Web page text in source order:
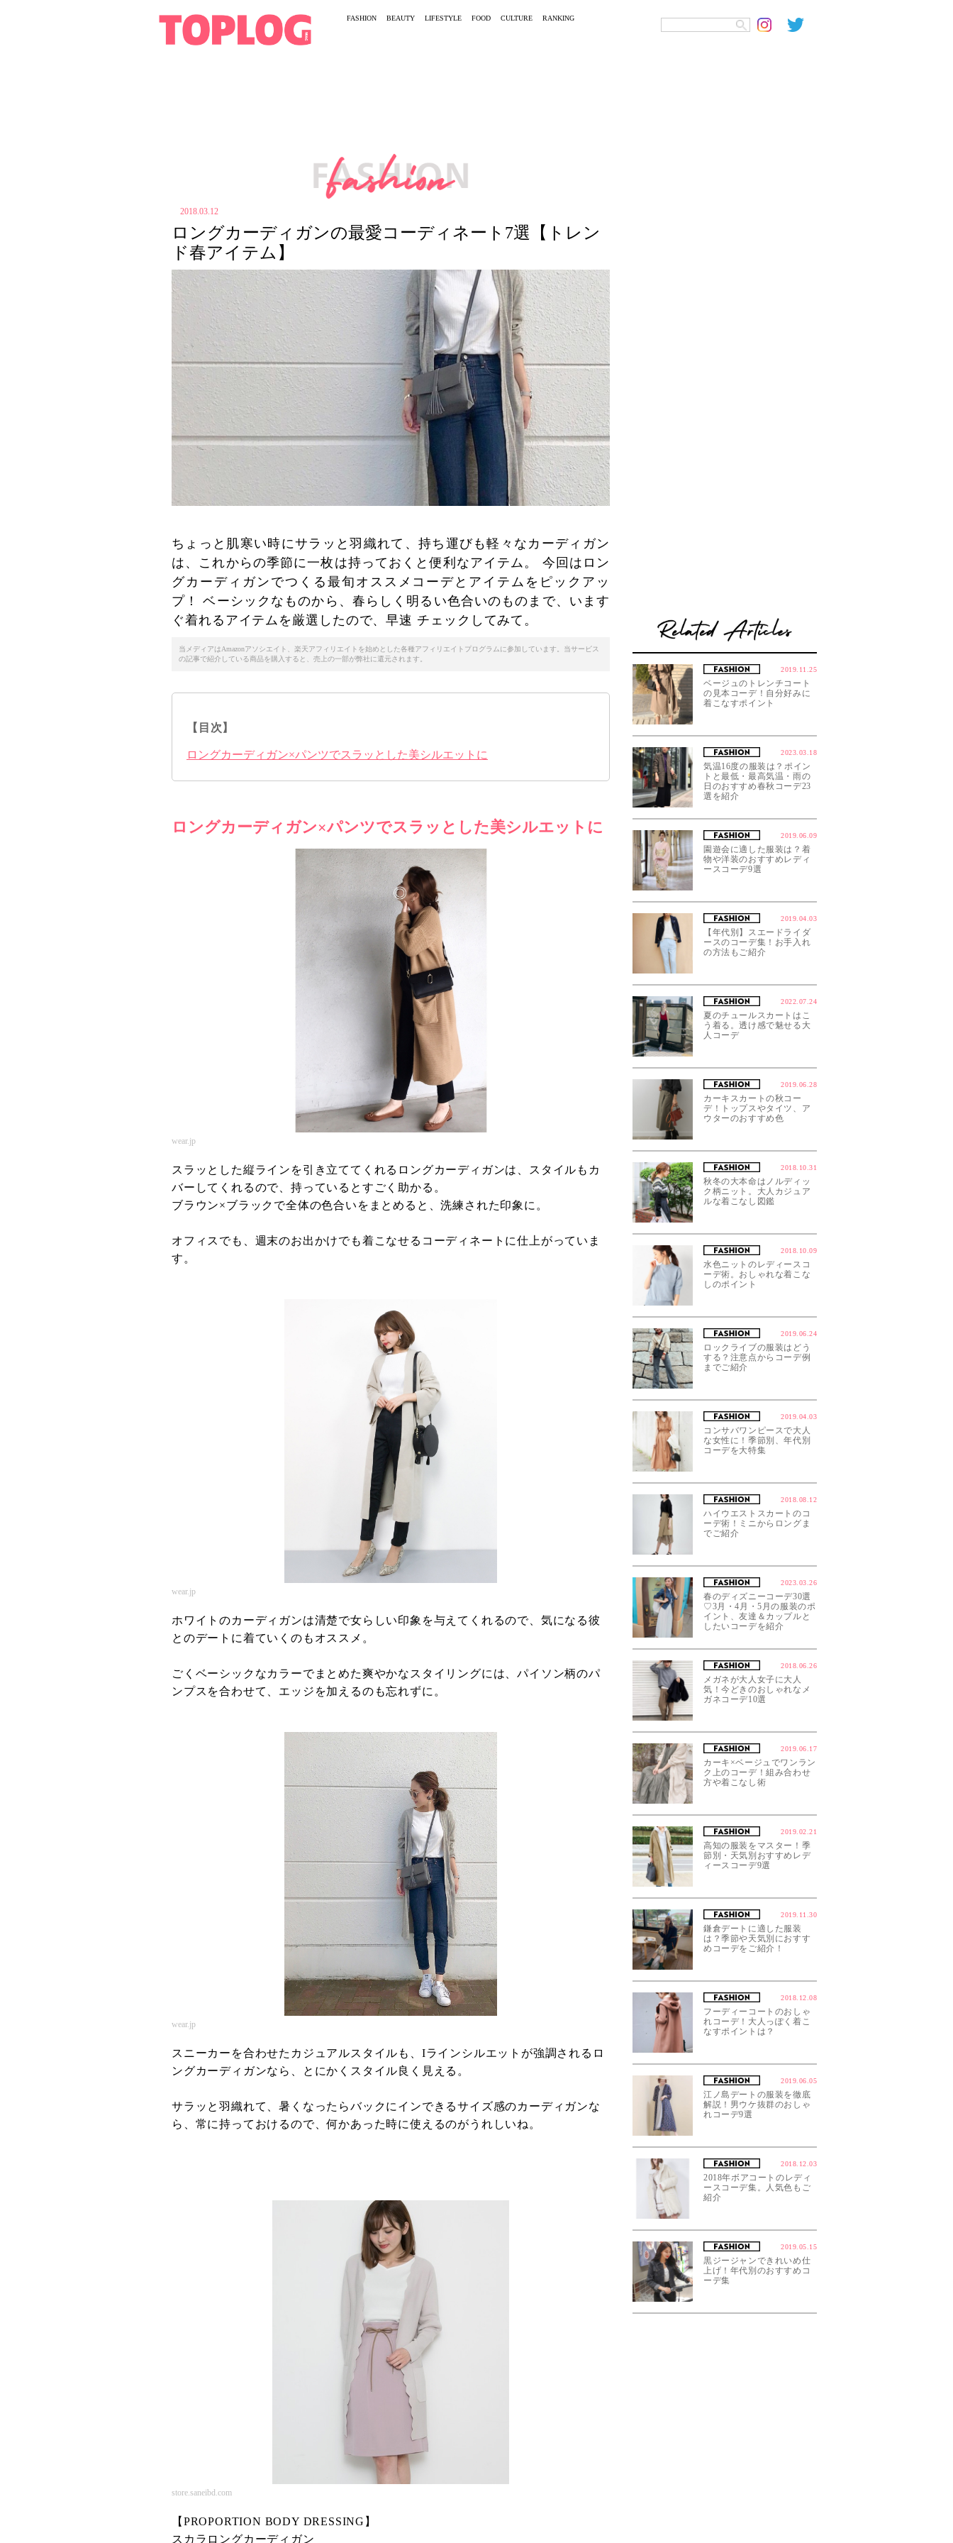
FASHION BEAUTY LIFESTYLE FOOD CULTURE RANKING
2018.03.12
ロングカーディガンの最愛コーディネート7選【トレン
ド春アイテム】
ちょっと肌寒い時にサラッと羽織れて、持ち運びも軽々なカーディガン
は、これからの季節に一枚は持っておくと便利なアイテム。 今回はロン
グカーディガンでつくる最旬オススメコーデとアイテムをピックアッ
プ！ ベーシックなものから、春らしく明るい色合いのものまで、います
ぐ着れるアイテムを厳選したので、早速 チェックしてみて。
当メディアはAmazonアソシエイト、楽天アフィリエイトを始めとした各種アフィリエイトプログラムに参加しています。当サービス
の記事で紹介している商品を購入すると、売上の一部が弊社に還元されます。
【目次】
ロングカーディガン×パンツでスラッとした美シルエットに
ロングカーディガン×パンツでスラッとした美シルエットに
wear.jp
スラッとした縦ラインを引き立ててくれるロングカーディガンは、スタイルもカ
バーしてくれるので、持っているとすごく助かる。
ブラウン×ブラックで全体の色合いをまとめると、洗練された印象に。
オフィスでも、週末のお出かけでも着こなせるコーディネートに仕上がっていま
す。
wear.jp
ホワイトのカーディガンは清楚で女らしい印象を与えてくれるので、気になる彼
とのデートに着ていくのもオススメ。
ごくベーシックなカラーでまとめた爽やかなスタイリングには、パイソン柄のパ
ンプスを合わせて、エッジを加えるのも忘れずに。
wear.jp
スニーカーを合わせたカジュアルスタイルも、Iラインシルエットが強調されるロ
ングカーディガンなら、とにかくスタイル良く見える。
サラッと羽織れて、暑くなったらバックにインできるサイズ感のカーディガンな
ら、常に持っておけるので、何かあった時に使えるのがうれしいね。
store.saneibd.com
【PROPORTION BODY DRESSING】
スカラロングカーディガン
2019.11.25
ベージュのトレンチコート
の見本コーデ！自分好みに
着こなすポイント
2023.03.18
気温16度の服装は？ポイン
トと最低・最高気温・雨の
日のおすすめ春秋コーデ23
選を紹介
2019.06.09
園遊会に適した服装は？着
物や洋装のおすすめレディ
ースコーデ9選
2019.04.03
【年代別】スエードライダ
ースのコーデ集！お手入れ
の方法もご紹介
2022.07.24
夏のチュールスカートはこ
う着る。透け感で魅せる大
人コーデ
2019.06.28
カーキスカートの秋コー
デ！トップスやタイツ、ア
ウターのおすすめ色
2018.10.31
秋冬の大本命はノルディッ
ク柄ニット。大人カジュア
ルな着こなし図鑑
2018.10.09
水色ニットのレディースコ
ーデ術。おしゃれな着こな
しのポイント
2019.06.24
ロックライブの服装はどう
する？注意点からコーデ例
までご紹介
2019.04.03
コンサバワンピースで大人
な女性に！季節別、年代別
コーデを大特集
2018.08.12
ハイウエストスカートのコ
ーデ術！ミニからロングま
でご紹介
2023.03.26
春のディズニーコーデ30選
♡3月・4月・5月の服装のポ
イント、友達＆カップルと
したいコーデを紹介
2018.06.26
メガネが大人女子に大人
気！今どきのおしゃれなメ
ガネコーデ10選
2019.06.17
カーキ×ベージュでワンラン
ク上のコーデ！組み合わせ
方や着こなし術
2019.02.21
高知の服装をマスター！季
節別・天気別おすすめレデ
ィースコーデ9選
2019.11.30
鎌倉デートに適した服装
は？季節や天気別におすす
めコーデをご紹介！
2018.12.08
フーディーコートのおしゃ
れコーデ！大人っぽく着こ
なすポイントは？
2019.06.05
江ノ島デートの服装を徹底
解説！男ウケ抜群のおしゃ
れコーデ9選
2018.12.03
2018年ボアコートのレディ
ースコーデ集。人気色もご
紹介
2019.05.15
黒ジージャンできれいめ仕
上げ！年代別のおすすめコ
ーデ集